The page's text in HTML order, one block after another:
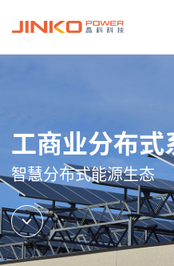
工商业分布
智慧分布式能源生态